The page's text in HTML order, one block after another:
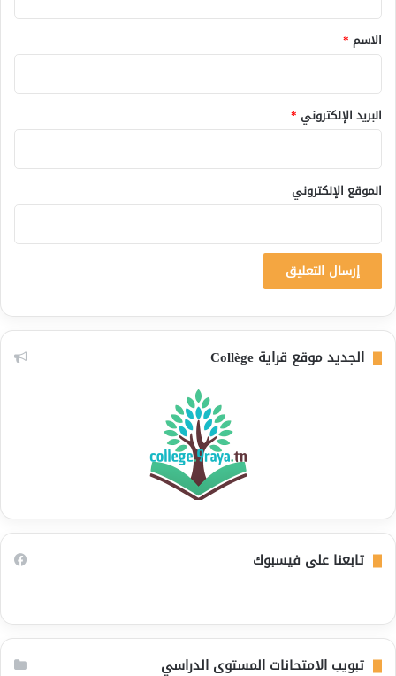
*
الاسم *
البريد الإلكتروني *
الموقع الإلكتروني
الجديد موقع قراية Collège
تابعنا على فيسبوك
تبويب الامتحانات المستوى الدراسي